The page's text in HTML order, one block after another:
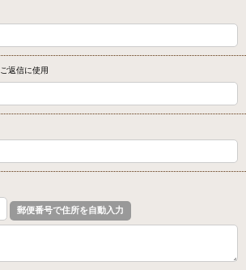
ご返信に使用